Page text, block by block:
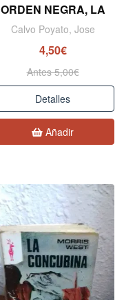
ORDEN NEGRA, LA
Calvo Poyato, Jose
4,50€
Antes 5,00€
Detalles
Añadir